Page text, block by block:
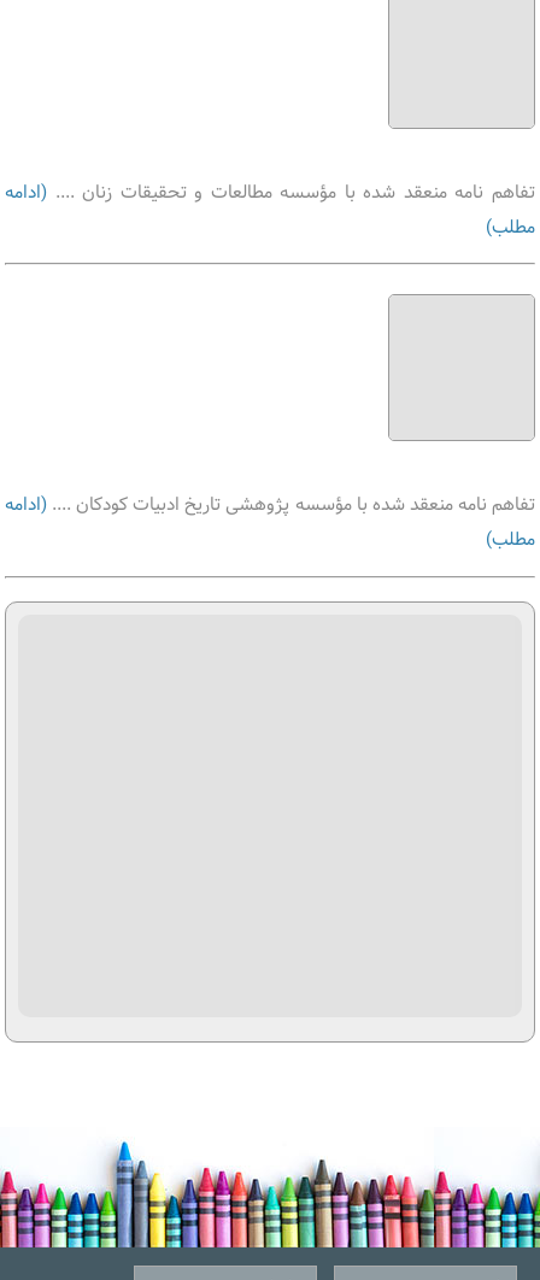
تفاهم نامه منعقد شده با مؤسسه مطالعات و تحقیقات زنان .... (ادامه
مطلب)
تفاهم نامه منعقد شده با مؤسسه پژوهشی تاریخ ادبیات کودکان .... (ادامه
مطلب)